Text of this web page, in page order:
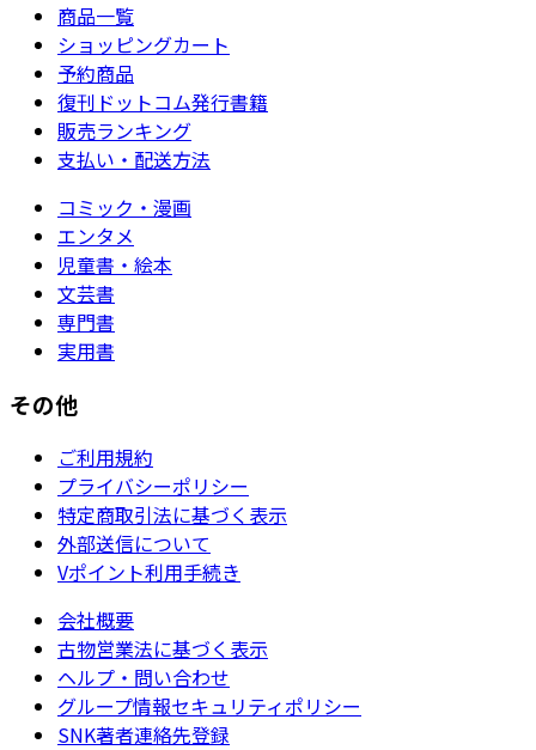
商品一覧
ショッピングカート
予約商品
復刊ドットコム発行書籍
販売ランキング
支払い・配送方法
コミック・漫画
エンタメ
児童書・絵本
文芸書
専門書
実用書
その他
ご利用規約
プライバシーポリシー
特定商取引法に基づく表示
外部送信について
Vポイント利用手続き
会社概要
古物営業法に基づく表示
ヘルプ・問い合わせ
グループ情報セキュリティポリシー
SNK著者連絡先登録